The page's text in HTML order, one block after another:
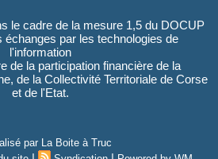
le cadre de la mesure 1,5 du DOCUP
échanges par les technologies de
l'information
de la participation financière de la
de la Collectivité Territoriale de Corse
et de l'Etat.
par La Boite à Truc